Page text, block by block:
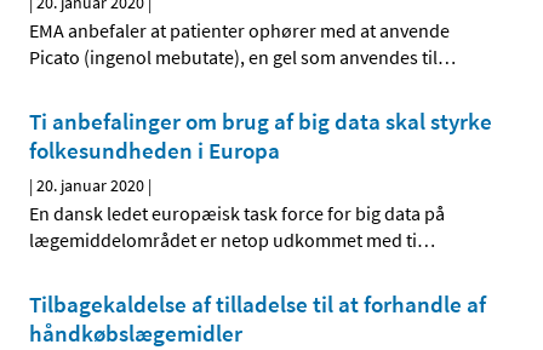
EMA anbefaler at patienter ophører med at anvende
Picato (ingenol mebutate), en gel som anvendes til…
Ti anbefalinger om brug af big data skal styrke
folkesundheden i Europa
|20. januar 2020 |
En dansk ledet europæisk task force for big data på
lægemiddelområdet er netop udkommet med ti…
Tilbagekaldelse af tilladelse til at forhandle af
håndkøbslægemidler